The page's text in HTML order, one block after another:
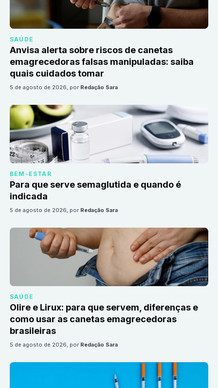
SAÚDE
Anvisa alerta sobre riscos de canetas
emagrecedoras falsas manipuladas: saiba
quais cuidados tomar
5 de agosto de 2026, por Redação Sara
BEM-ESTAR
Para que serve semaglutida e quando é
indicada
5 de agosto de 2026, por Redação Sara
SAÚDE
Olire e Lirux: para que servem, diferenças e
como usar as canetas emagrecedoras
brasileiras
5 de agosto de 2026, por Redação Sara